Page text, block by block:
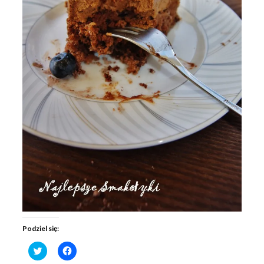
Podziel się:
C
l
C
l